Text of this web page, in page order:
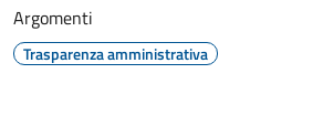
Argomenti
Trasparenza amministrativa